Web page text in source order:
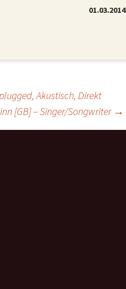
01.03.2014
Akustisch, Direkt
[GB] – Singer/Songwriter →